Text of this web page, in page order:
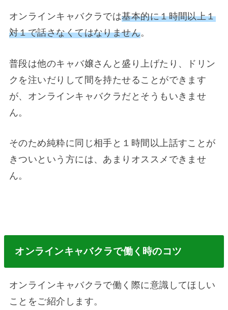
オンラインキャバクラでは基本的に１時間以上１
対１で話さなくてはなりません。
普段は他のキャバ嬢さんと盛り上げたり、ドリン
クを注いだりして間を持たせることができます
が、オンラインキャバクラだとそうもいきませ
ん。
そのため純粋に同じ相手と１時間以上話すことが
きついという方には、あまりオススメできませ
ん。
オンラインキャバクラで働く時のコツ
オンラインキャバクラで働く際に意識してほしい
ことをご紹介します。